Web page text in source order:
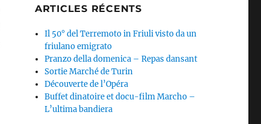
ARTICLES RÉCENTS
Il 50° del Terremoto in Friuli visto da un
friulano emigrato
Pranzo della domenica – Repas dansant
Sortie Marché de Turin
Découverte de l’Opéra
Buffet dinatoire et docu-film Marcho –
L’ultima bandiera